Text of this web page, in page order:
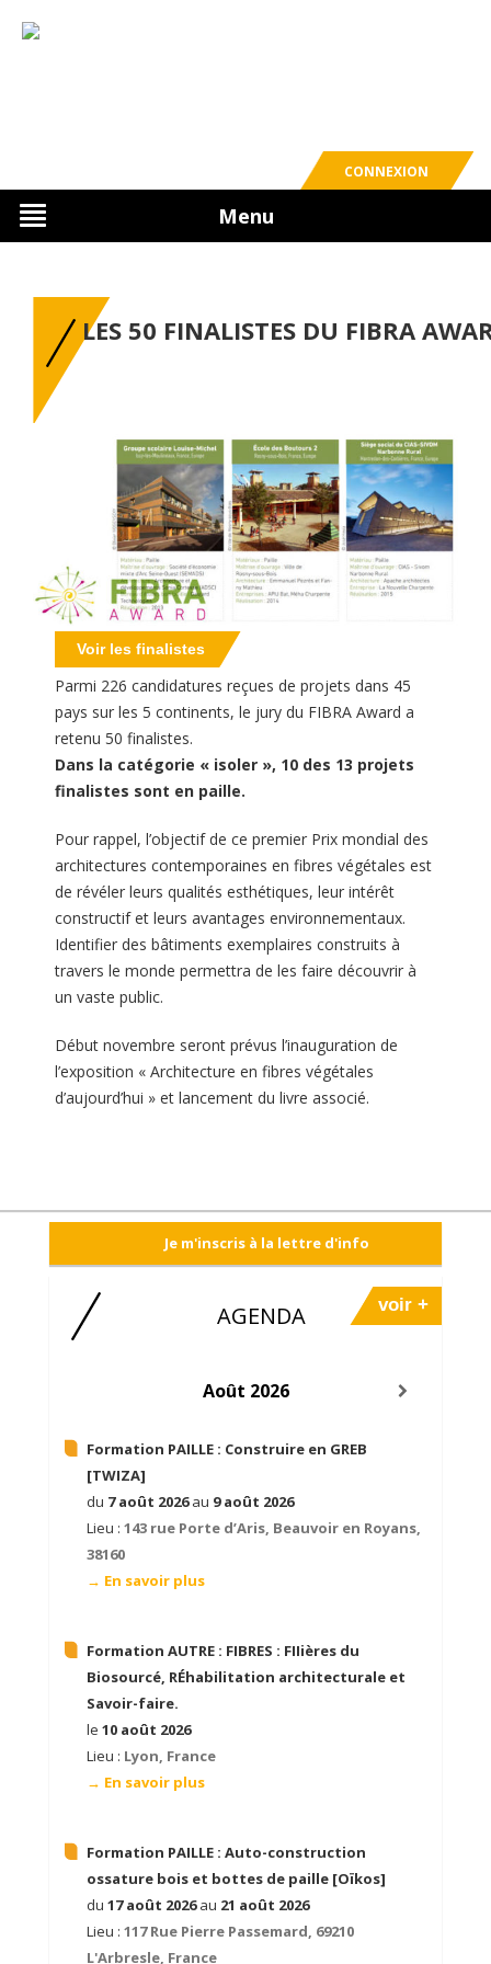
Menu
CONNEXION
LES 50 FINALISTES DU FIBRA
Voir les finalistes
Parmi 226 candidatures reçues de projets dans 45
pays sur les 5 continents, le jury du FIBRA Award a
retenu 50 finalistes.
Dans la catégorie « isoler », 10 des 13 projets
finalistes sont en paille.
Pour rappel, l’objectif de ce premier Prix mondial des
architectures contemporaines en fibres végétales est
de révéler leurs qualités esthétiques, leur intérêt
constructif et leurs avantages environnementaux.
Identifier des bâtiments exemplaires construits à
travers le monde permettra de les faire découvrir à
un vaste public.
Début novembre seront prévus l’inauguration de
l’exposition « Architecture en fibres végétales
d’aujourd’hui » et lancement du livre associé.
Je m'inscris à la lettre d'info
AGENDA voir +
Août 2026
Formation PAILLE : Construire en GREB
[TWIZA]
du 7 août 2026au 9 août 2026
Lieu : 143 rue Porte d’Aris, Beauvoir en Royans,
38160
→ En savoir plus
Formation AUTRE : FIBRES : FIIières du
Biosourcé, RÉhabilitation architecturale et
Savoir-faire.
le 10 août 2026
Lieu : Lyon, France
→ En savoir plus
Formation PAILLE : Auto-construction
ossature bois et bottes de paille [Oïkos]
du 17 août 2026au 21 août 2026
Lieu : 117 Rue Pierre Passemard, 69210
L'Arbresle, France